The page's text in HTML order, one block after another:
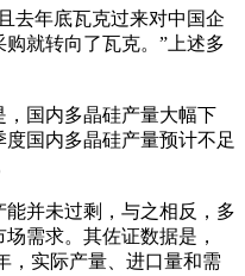
去年底瓦克过来对中国企
就转向了瓦克。”上述多
国内多晶硅产量大幅下
国内多晶硅产量预计不足
并未过剩，与之相反，多
需求。其佐证数据是，
，实际产量、进口量和需